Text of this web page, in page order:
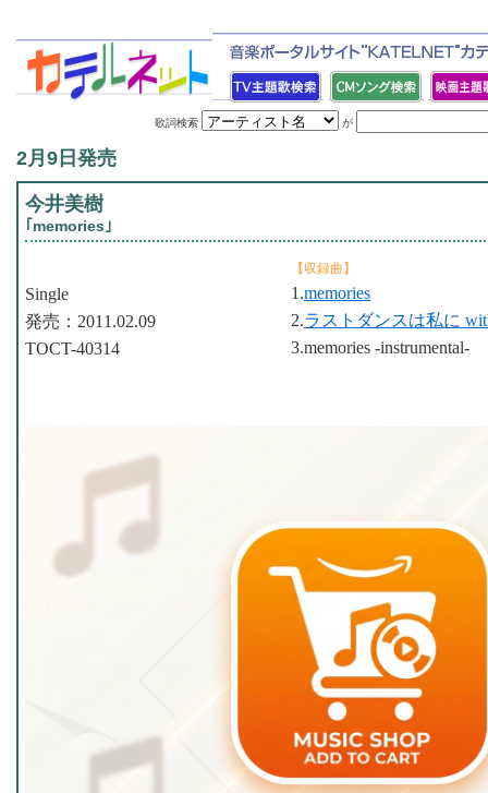
歌詞検索 が
2月9日発売
今井美樹
｢memories｣
【収録曲】
1.memories
2.ラストダンスは私に
3.memories -instrumental-
Single
発売：2011.02.09
TOCT-40314